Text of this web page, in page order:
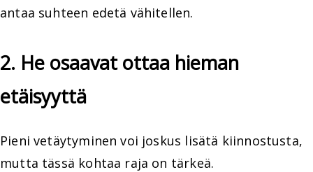
antaa suhteen edetä vähitellen.
2. He osaavat ottaa hieman
etäisyyttä
Pieni vetäytyminen voi joskus lisätä kiinnostusta,
mutta tässä kohtaa raja on tärkeä.